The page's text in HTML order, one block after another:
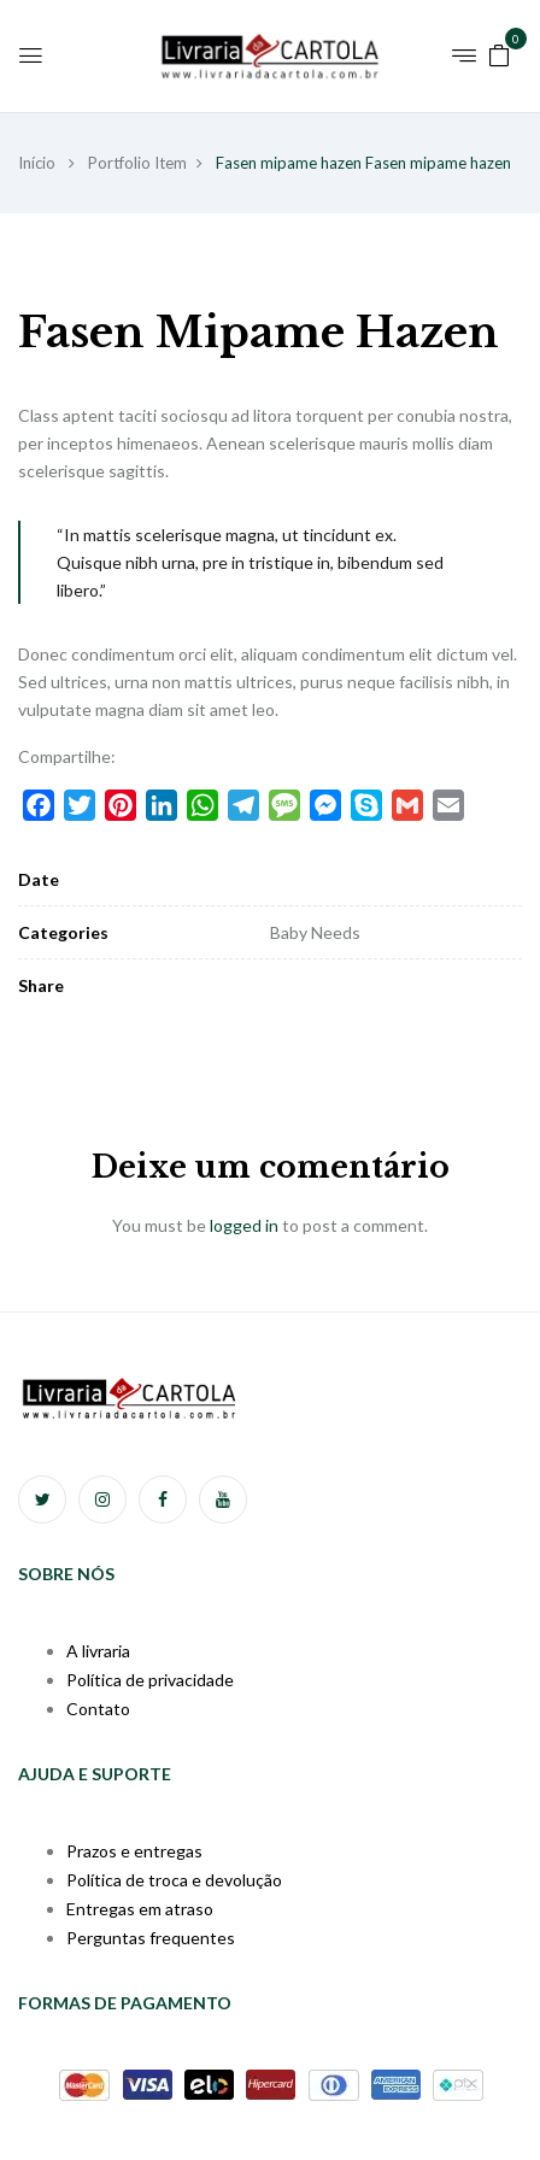
0
Início Portfolio Item Fasen mipame hazen Fasen mipame hazen
Fasen Mipame Hazen
Class aptent taciti sociosqu ad litora torquent per conubia nostra,
per inceptos himenaeos. Aenean scelerisque mauris mollis diam
scelerisque sagittis.
“In mattis scelerisque magna, ut tincidunt ex.
Quisque nibh urna, pre in tristique in, bibendum sed
libero.”
Donec condimentum orci elit, aliquam condimentum elit dictum vel.
Sed ultrices, urna non mattis ultrices, purus neque facilisis nibh, in
vulputate magna diam sit amet leo.
Compartilhe:
FacebookTwitterPinterestLinkedInWhatsAppTelegramMessageMessenger
Skype Gmail
Date
Categories Baby Needs
Share
Deixe um comentário
You must belogged in to post a comment.
SOBRE NÓS
A livraria
Política de privacidade
Contato
AJUDA E SUPORTE
Prazos e entregas
Política de troca e devolução
Entregas em atraso
Perguntas frequentes
FORMAS DE PAGAMENTO